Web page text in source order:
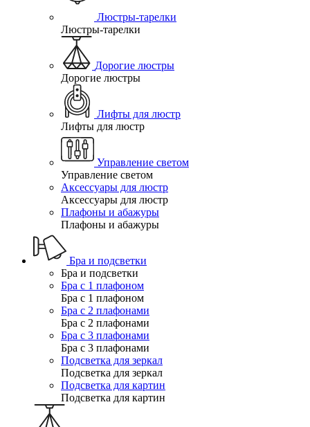
Люстры-тарелки
Люстры-тарелки
Дорогие люстры
Дорогие люстры
Лифты для люстр
Лифты для люстр
Управление светом
Управление светом
Аксессуары для люстр
Аксессуары для люстр
Плафоны и абажуры
Плафоны и абажуры
Бра и подсветки
Бра и подсветки
Бра с 1 плафоном
Бра с 1 плафоном
Бра с 2 плафонами
Бра с 2 плафонами
Бра с 3 плафонами
Бра с 3 плафонами
Подсветка для зеркал
Подсветка для зеркал
Подсветка для картин
Подсветка для картин